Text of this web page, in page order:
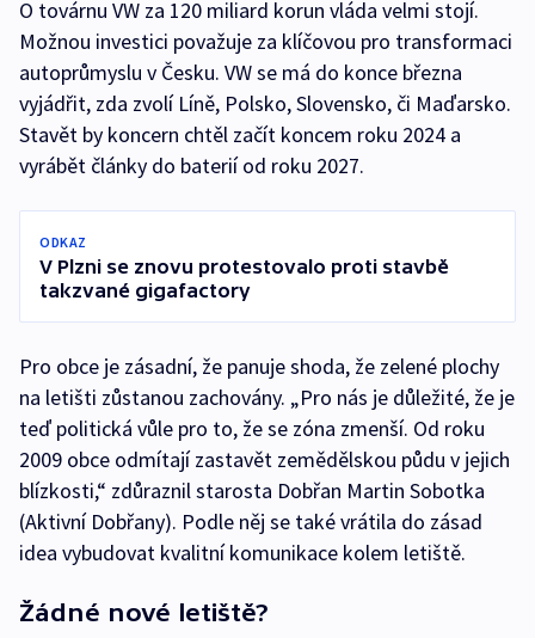
O továrnu VW za 120 miliard korun vláda velmi stojí.
Možnou investici považuje za klíčovou pro transformaci
autoprůmyslu v Česku. VW se má do konce března
vyjádřit, zda zvolí Líně, Polsko, Slovensko, či Maďarsko.
Stavět by koncern chtěl začít koncem roku 2024 a
vyrábět články do baterií od roku 2027.
ODKAZ
V Plzni se znovu protestovalo proti stavbě
takzvané gigafactory
Pro obce je zásadní, že panuje shoda, že zelené plochy
na letišti zůstanou zachovány. „Pro nás je důležité, že je
teď politická vůle pro to, že se zóna zmenší. Od roku
2009 obce odmítají zastavět zemědělskou půdu v jejich
blízkosti,“ zdůraznil starosta Dobřan Martin Sobotka
(Aktivní Dobřany). Podle něj se také vrátila do zásad
idea vybudovat kvalitní komunikace kolem letiště.
Žádné nové letiště?